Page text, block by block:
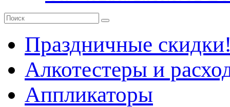
Праздничные
Алкотестеры и
Аппликаторы